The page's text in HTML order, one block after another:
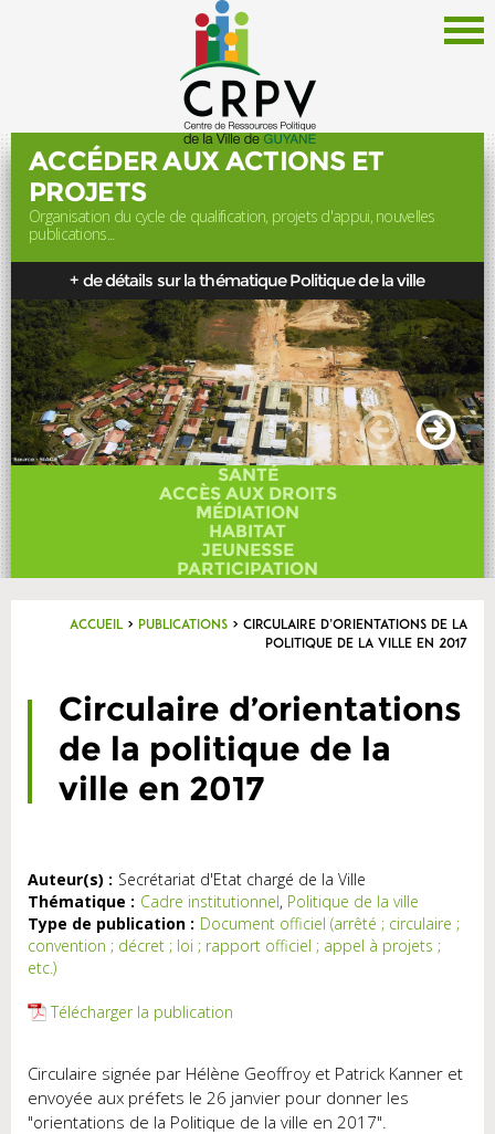
Liens
Offres d'emploi
Actualités
Newsletter
Contact
Le CRPV
Thématiques
Documentation
Politique de la Ville
ACCÉDER AUX ACTIONS ET
PROJETS
Organisation du cycle de qualification, projets d'appui, nouvelles
publications...
+ de détails sur la thématique Politique de la ville
SANTÉ
ACCÈS AUX DROITS
MÉDIATION
HABITAT
JEUNESSE
PARTICIPATION
Accueil > Publications > Circulaire d’orientations de la
politique de la ville en 2017
Circulaire d’orientations
de la politique de la
ville en 2017
Auteur(s) : Secrétariat d'Etat chargé de la Ville
Thématique : Cadre institutionnel, Politique de la ville
Type de publication : Document officiel (arrêté ; circulaire ;
convention ; décret ; loi ; rapport officiel ; appel à projets ;
etc.)
Télécharger la publication
Circulaire signée par Hélène Geoffroy et Patrick Kanner et
envoyée aux préfets le 26 janvier pour donner les
"orientations de la Politique de la ville en 2017".